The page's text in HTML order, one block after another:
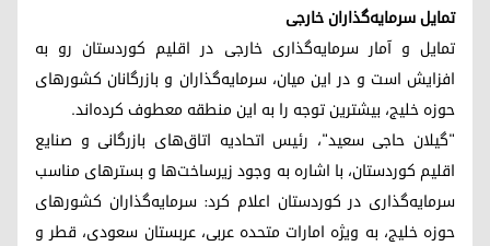
تمایل سرمایەگذاران خارجی
تمایل و آمار سرمایه‌گذاری خارجی در اقلیم کوردستان رو به
افزایش است و در این میان، سرمایه‌گذاران و بازرگانان کشورهای
حوزه خلیج، بیشترین توجه را به این منطقه معطوف کرده‌اند.
"گیلان حاجی سعید"، رئیس اتحادیه اتاق‌های بازرگانی و صنایع
اقلیم کوردستان، با اشاره به وجود زیرساخت‌ها و بسترهای مناسب
سرمایه‌گذاری در کوردستان اعلام کرد: سرمایه‌گذاران کشورهای
حوزه خلیج، به ویژه امارات متحده عربی، عربستان سعودی، قطر و